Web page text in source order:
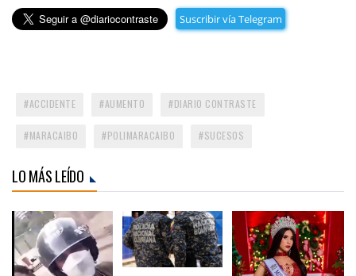
Suscribir vía Telegram
ACCIDENTE AUMENTO DIARIO CONTRASTE
MARACAIBO POLIMARACAIBO SUCESOS
LO MÁS LEÍDO